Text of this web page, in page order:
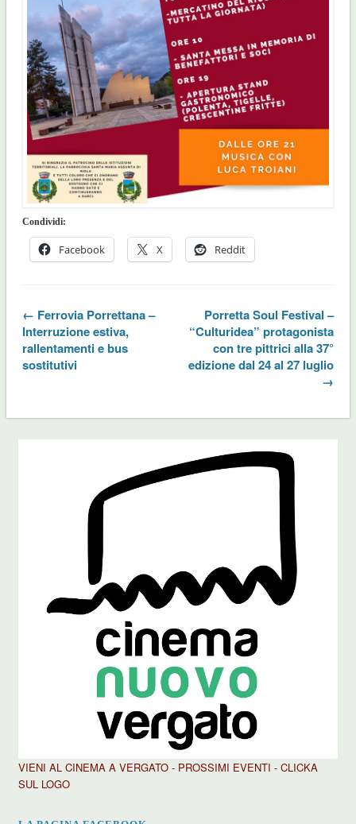
Condividi:
Facebook X Reddit
← Ferrovia Porrettana –
Interruzione estiva,
rallentamenti e bus
sostitutivi
Porretta Soul Festival –
“Culturidea” protagonista
con tre pittrici alla 37°
edizione dal 24 al 27 luglio
→
VIENI AL CINEMA A VERGATO - PROSSIMI EVENTI - CLICKA
SUL LOGO